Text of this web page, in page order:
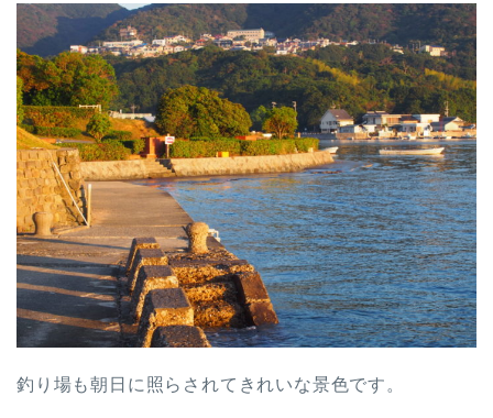
釣り場も朝日に照らされてきれいな景色です。